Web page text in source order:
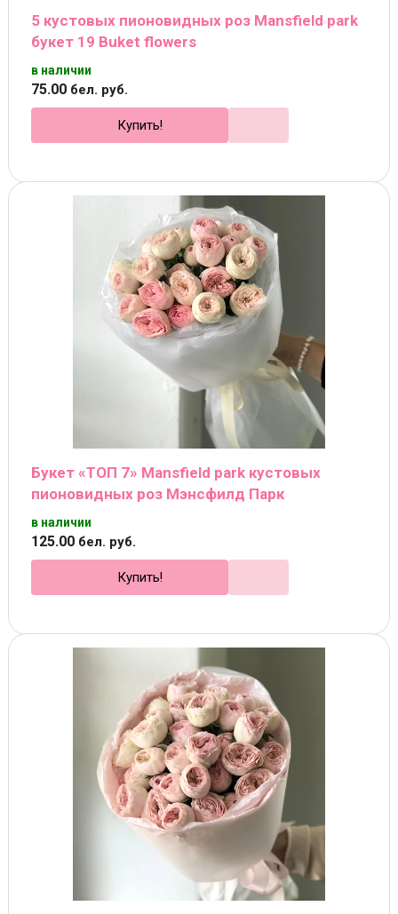
5 кустовых пионовидных роз Mansfield park
букет 19 Buket flowers
в наличии
75.00 бел. руб.
Купить!
Букет «ТОП 7» Mansfield park кустовых
пионовидных роз Мэнсфилд Парк
в наличии
125.00 бел. руб.
Купить!